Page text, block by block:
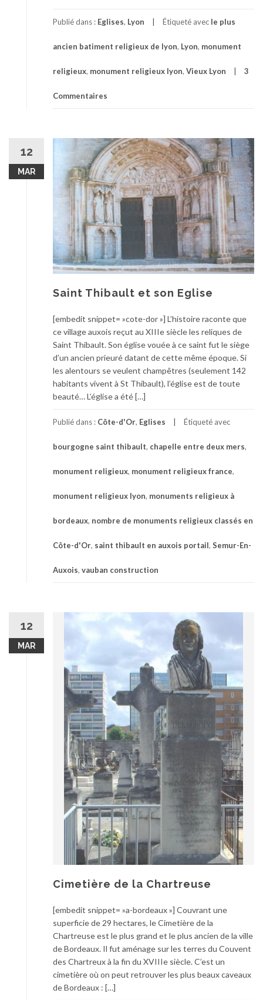
Publié dans : Eglises, Lyon Étiqueté avec le plus
ancien batiment religieux de lyon, Lyon, monument
religieux, monument religieux lyon, Vieux Lyon 3
Commentaires
12
MAR
Saint Thibault et son Eglise
[embedit snippet= »cote-dor »] L’histoire raconte que
ce village auxois reçut au XIIIe siècle les reliques de
Saint Thibault. Son église vouée à ce saint fut le siège
d’un ancien prieuré datant de cette même époque. Si
les alentours se veulent champêtres (seulement 142
habitants vivent à St Thibault), l’église est de toute
beauté… L’église a été […]
Publié dans : Côte-d'Or, Eglises Étiqueté avec
bourgogne saint thibault, chapelle entre deux mers,
monument religieux, monument religieux france,
monument religieux lyon, monuments religieux à
bordeaux, nombre de monuments religieux classés en
Côte-d'Or, saint thibault en auxois portail, Semur-En-
Auxois, vauban construction
12
MAR
Cimetière de la Chartreuse
[embedit snippet= »a-bordeaux »] Couvrant une
superficie de 29 hectares, le Cimetière de la
Chartreuse est le plus grand et le plus ancien de la ville
de Bordeaux. Il fut aménage sur les terres du Couvent
des Chartreux à la fin du XVIIIe siècle. C’est un
cimetière où on peut retrouver les plus beaux caveaux
de Bordeaux : […]